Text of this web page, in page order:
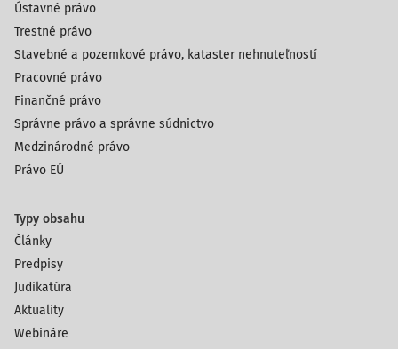
Ústavné právo
Trestné právo
Stavebné a pozemkové právo, kataster nehnuteľností
Pracovné právo
Finančné právo
Správne právo a správne súdnictvo
Medzinárodné právo
Právo EÚ
Typy obsahu
Články
Predpisy
Judikatúra
Aktuality
Webináre